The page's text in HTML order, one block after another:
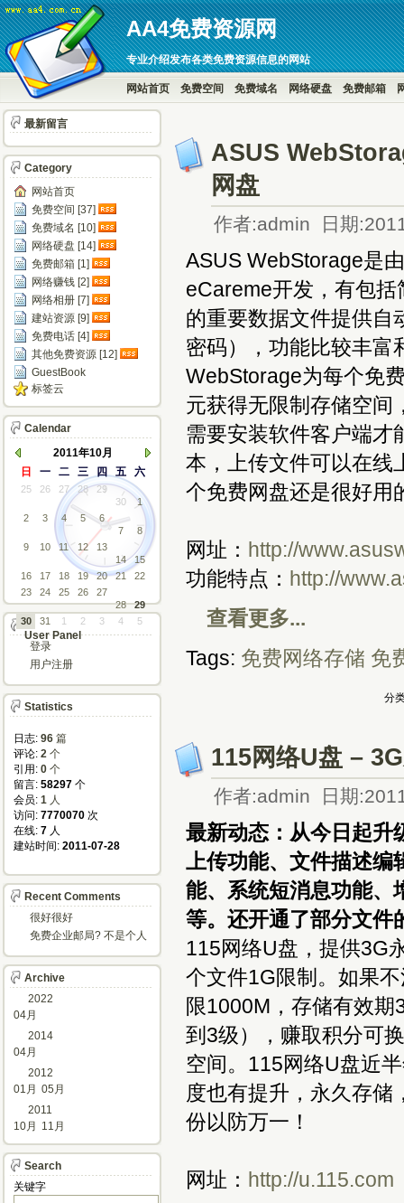
AA4免费资源网
专业介绍发布各类免费资源信息的网站
网站首页 免费空间 免费域名 网络硬盘 免费邮箱
ASUS
网盘
作者:admin 日期
ASUS WebStorage是
eCareme开发，有包
的重要数据文件提供自
密码），功能比较丰富
WebStorage为每个免
元获得无限制存储空间
需要安装软件客户端才
本，上传文件可以在线
个免费网盘还是很好用
网址： http://
功能特点： http://
查看更多...
Tags: 免费网络存储 免
分
115网络U盘 –
作者:admin 日期
最新动态：从今日起升
上传功能、文件描述编
能、系统短消息功能、
等。还开通了部分文件
115网络U盘，提供3G
个文件1G限制。如果
限1000M，存储有效
到3级），赚取积分可
空间。115网络U盘近
度也有提升，永久存储
份以防万一！
网址： http://u.115.com
最新留言
Category
网站首页
免费空间 [37]
免费域名 [10]
网络硬盘 [14]
免费邮箱 [1]
网络赚钱 [2]
网络相册 [7]
建站资源 [9]
免费电话 [4]
其他免费资源 [12]
GuestBook
标签云
Calendar
2011年10月
日
一 二 三 四 五 六
25 26 27 28
29
30
1
2
3 4 5
6
7
8
9
10 11 12
13
14
15
16
17 18 19 20 21
22
23
24 25 26
27
28
29
30
31 1 2 3 4 5
User Panel
登录
用户注册
Statistics
日志: 96 篇
评论: 2 个
引用: 0 个
留言: 58297 个
会员: 1 人
访问: 7770070 次
在线: 7 人
建站时间: 2011-07-28
Recent Comments
很好很好
免费企业邮局? 不是个人
Archive
2022
04月
2014
04月
2012
01月 05月
2011
10月
11月
Search
关键字